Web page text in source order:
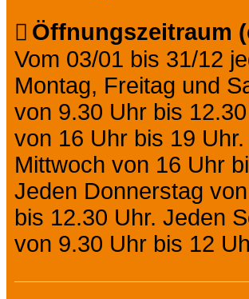
Öffnungszeitraum
Vom 03/01 bis 31/12
Montag, Freitag und
von 9.30 Uhr bis
von 16 Uhr bis 19
Mittwoch von 16 Uhr
Jeden Donnerstag
bis 12.30 Uhr. Jeden
von 9.30 Uhr bis 12